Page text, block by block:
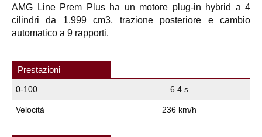
AMG Line Prem Plus ha un motore plug-in hybrid a 4
cilindri da 1.999 cm3, trazione posteriore e cambio
automatico a 9 rapporti.
Prestazioni
0-100 6.4 s
Velocità 236 km/h